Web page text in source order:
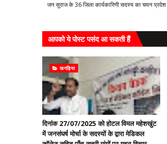
जन सुराज के 36 जिला कार्यकारिणी सदस्य का चयन
आपको ये पोस्ट पसंद आ सकती हैं
खगड़िया
दिनांक 27/07/2025 को होटल विमल महेशखुंट
में जनसंघर्ष मोर्चा के सदस्यों के द्वारा मेडिकल